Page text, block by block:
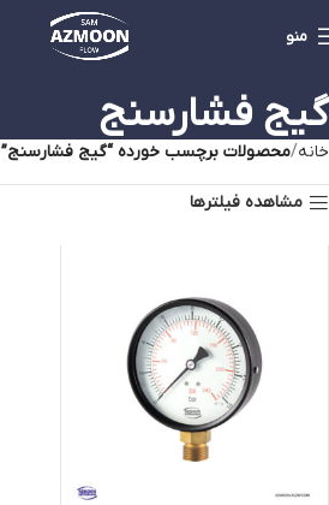
منو
گیج فشارسنج
خانه محصولات برچسب خورده “گیج فشارسنج”
مشاهده فیلترها